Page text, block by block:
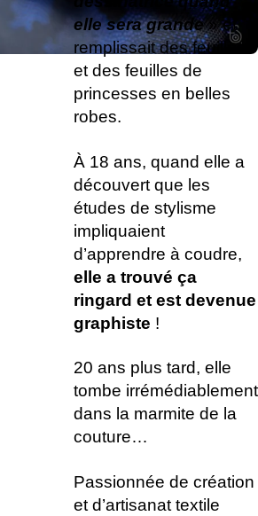
elle sera grande» et
remplissait des feuilles
et des feuilles de
princesses en belles
robes.
À 18 ans, quand elle a
découvert que les
études de stylisme
impliquaient
d’apprendre à coudre,
elle a trouvé ça
ringard et est devenue
graphiste !
20 ans plus tard, elle
tombe irrémédiablement
dans la marmite de la
couture…
Passionnée de création
et d’artisanat textile